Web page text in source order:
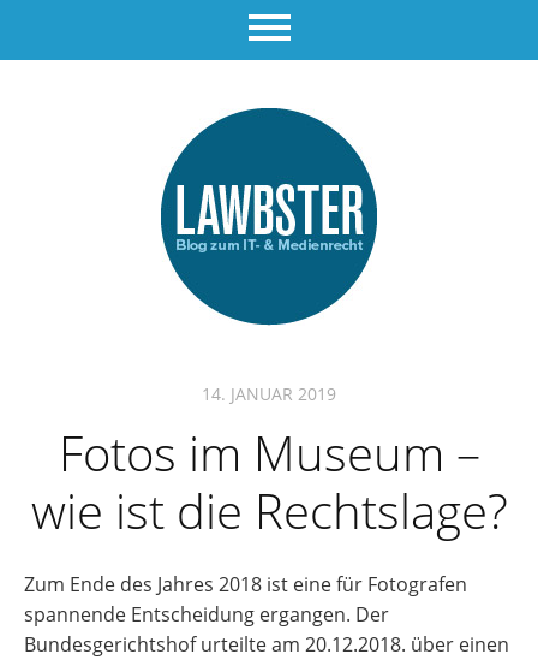
14. JANUAR 2019
Fotos im Museum –
wie ist die Rechtslage?
Zum Ende des Jahres 2018 ist eine für Fotografen
spannende Entscheidung ergangen. Der
Bundesgerichtshof urteilte am 20.12.2018. über einen